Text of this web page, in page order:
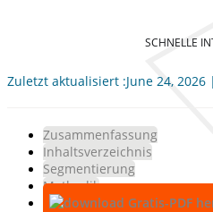
SCHNELLE
Zuletzt aktualisiert :June 24,
Zusammenfassung
Inhaltsverzeichnis
Segmentierung
Methodik
Gratis-PDF